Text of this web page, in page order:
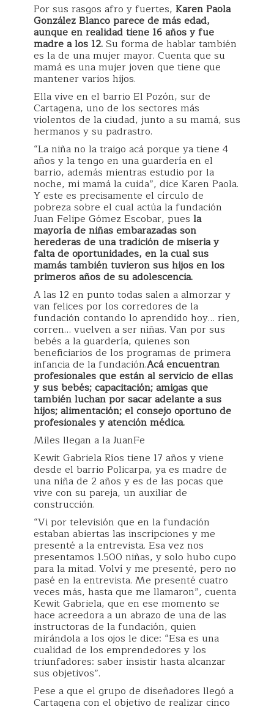
Por sus rasgos afro y fuertes, Karen Paola
González Blanco parece de más edad,
aunque en realidad tiene 16 años y fue
madre a los 12.Su forma de hablar también
es la de una mujer mayor. Cuenta que su
mamá es una mujer joven que tiene que
mantener varios hijos.
Ella vive en el barrio El Pozón, sur de
Cartagena, uno de los sectores más
violentos de la ciudad, junto a su mamá, sus
hermanos y su padrastro.
“La niña no la traigo acá porque ya tiene 4
años y la tengo en una guardería en el
barrio, además mientras estudio por la
noche, mi mamá la cuida”, dice Karen Paola.
Y este es precisamente el círculo de
pobreza sobre el cual actúa la fundación
Juan Felipe Gómez Escobar, pues la
mayoría de niñas embarazadas son
herederas de una tradición de miseria y
falta de oportunidades, en la cual sus
mamás también tuvieron sus hijos en los
primeros años de su adolescencia.
A las 12 en punto todas salen a almorzar y
van felices por los corredores de la
fundación contando lo aprendido hoy… ríen,
corren… vuelven a ser niñas. Van por sus
bebés a la guardería, quienes son
beneficiarios de los programas de primera
infancia de la fundación.Acá encuentran
profesionales que están al servicio de ellas
y sus bebés; capacitación; amigas que
también luchan por sacar adelante a sus
hijos; alimentación; el consejo oportuno de
profesionales y atención médica.
Miles llegan a la JuanFe
Kewit Gabriela Ríos tiene 17 años y viene
desde el barrio Policarpa, ya es madre de
una niña de 2 años y es de las pocas que
vive con su pareja, un auxiliar de
construcción.
“Vi por televisión que en la fundación
estaban abiertas las inscripciones y me
presenté a la entrevista. Esa vez nos
presentamos 1.500 niñas, y solo hubo cupo
para la mitad. Volví y me presenté, pero no
pasé en la entrevista. Me presenté cuatro
veces más, hasta que me llamaron”, cuenta
Kewit Gabriela, que en ese momento se
hace acreedora a un abrazo de una de las
instructoras de la fundación, quien
mirándola a los ojos le dice: “Esa es una
cualidad de los emprendedores y los
triunfadores: saber insistir hasta alcanzar
sus objetivos”.
Pese a que el grupo de diseñadores llegó a
Cartagena con el objetivo de realizar cinco